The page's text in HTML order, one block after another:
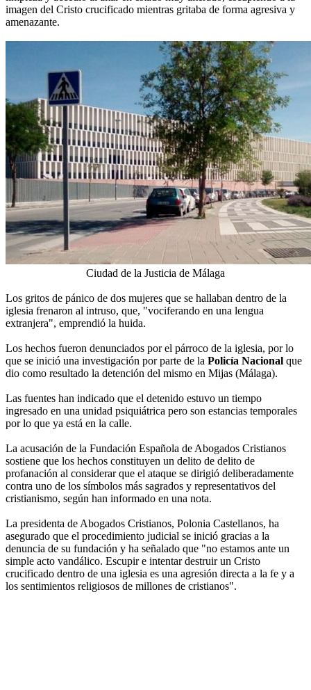
imagen del Cristo crucificado mientras gritaba de forma agresiva y
amenazante.
Ciudad de la Justicia de Málaga
Los gritos de pánico de dos mujeres que se hallaban dentro de la
iglesia frenaron al intruso, que, "vociferando en una lengua
extranjera", emprendió la huida.
Los hechos fueron denunciados por el párroco de la iglesia, por lo
que se inició una investigación por parte de la Policía Nacional que
dio como resultado la detención del mismo en Mijas (Málaga).
Las fuentes han indicado que el detenido estuvo un tiempo
ingresado en una unidad psiquiátrica pero son estancias temporales
por lo que ya está en la calle.
La acusación de la Fundación Española de Abogados Cristianos
sostiene que los hechos constituyen un delito de delito de
profanación al considerar que el ataque se dirigió deliberadamente
contra uno de los símbolos más sagrados y representativos del
cristianismo, según han informado en una nota.
La presidenta de Abogados Cristianos, Polonia Castellanos, ha
asegurado que el procedimiento judicial se inició gracias a la
denuncia de su fundación y ha señalado que "no estamos ante un
simple acto vandálico. Escupir e intentar destruir un Cristo
crucificado dentro de una iglesia es una agresión directa a la fe y a
los sentimientos religiosos de millones de cristianos".